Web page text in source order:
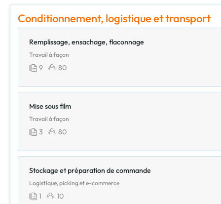
Conditionnement, logistique et transport
Remplissage, ensachage, flaconnage
Travail à façon
9 80
Mise sous film
Travail à façon
3 80
Stockage et préparation de commande
Logistique, picking et e-commerce
1 10